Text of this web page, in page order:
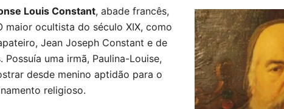
Louis Constant, abade francês,
maior ocultista do século XIX, como
Jean Joseph Constant e de
uma irmã, Paulina-Louise,
desde menino aptidão para o
religioso.